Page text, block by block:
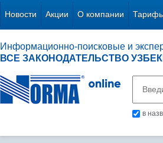
Новости Акции О компании
Информационно-поисковые и
ВСЕ ЗАКОНОДАТЕЛЬСТВО
в